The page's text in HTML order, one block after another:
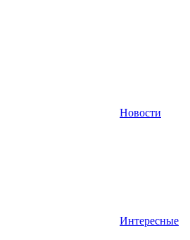
Новости
Интересные